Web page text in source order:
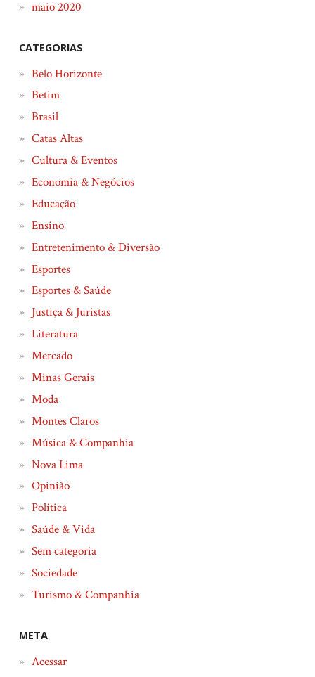
maio 2020
CATEGORIAS
Belo Horizonte
Betim
Brasil
Catas Altas
Cultura & Eventos
Economia & Negócios
Educação
Ensino
Entretenimento & Diversão
Esportes
Esportes & Saúde
Justiça & Juristas
Literatura
Mercado
Minas Gerais
Moda
Montes Claros
Música & Companhia
Nova Lima
Opinião
Política
Saúde & Vida
Sem categoria
Sociedade
Turismo & Companhia
META
Acessar